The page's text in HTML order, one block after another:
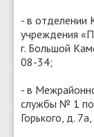
- в отделении
учреждения
г. Большой
08-34;
- в
службы № 1 по
Горького, д.